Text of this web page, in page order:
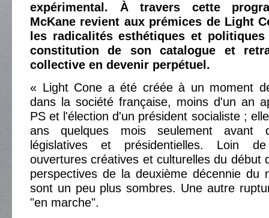
expérimental. À travers cette
McKane revient aux prémices de Light
les radicalités esthétiques et
constitution de son catalogue et
collective en devenir perpétuel.
« Light Cone a été créée à un moment
dans la société française, moins d'un an
PS et l'élection d'un président socialiste ;
ans quelques mois seulement avant
législatives et présidentielles. Loin
ouvertures créatives et culturelles du début
perspectives de la deuxième décennie du
sont un peu plus sombres. Une autre
"en marche".